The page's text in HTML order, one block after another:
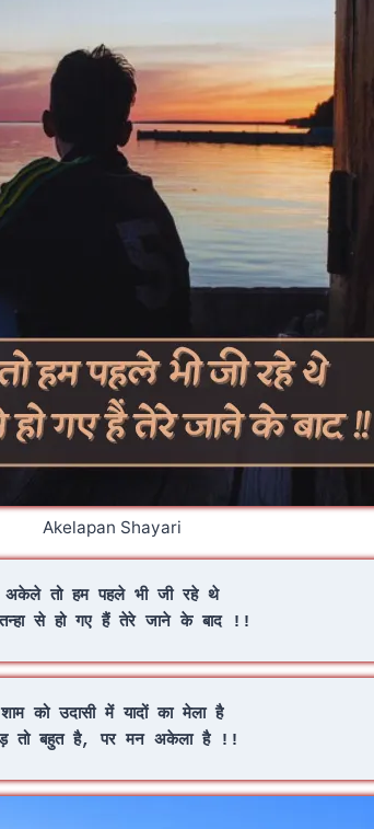
Akelapan Shayari
अकेले तो हम पहले भी जी रहे थे
से हो गए हैं तेरे जाने के बाद !!
शाम को उदासी में यादों का मेला है
तो बहुत है, पर मन अकेला है !!